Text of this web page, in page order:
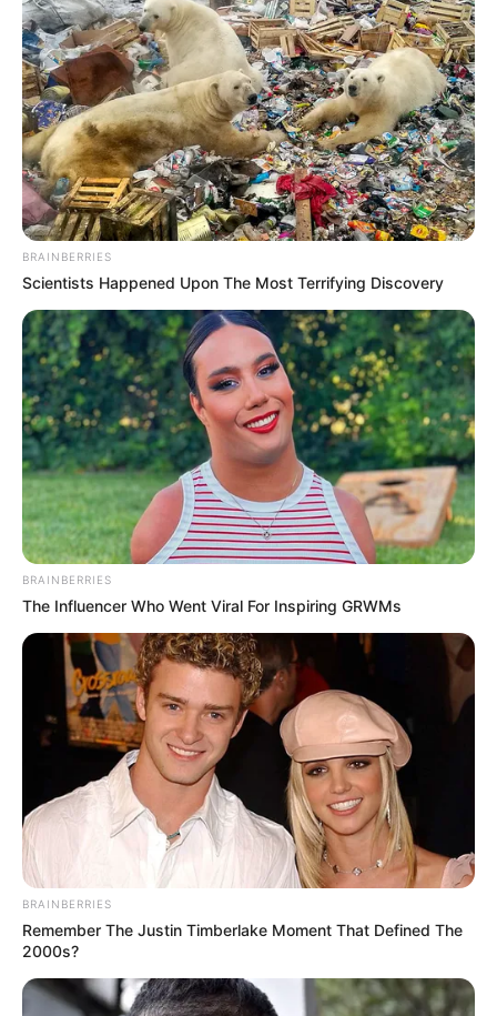
BRAINBERRIES
Scientists Happened Upon The Most Terrifying Discovery
BRAINBERRIES
The Influencer Who Went Viral For Inspiring GRWMs
BRAINBERRIES
Remember The Justin Timberlake Moment That Defined The
2000s?